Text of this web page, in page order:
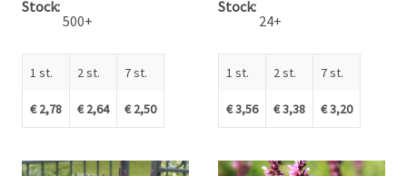
Stock
500+
1 st.
€ 2,78
2 st.
€ 2,64
7 st.
€ 2,50
Stock
24+
1 st.
€ 3,56
2 st.
€ 3,38
7 st.
€ 3,20